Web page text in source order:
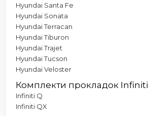
Hyundai Santa Fe
Hyundai Sonata
Hyundai Terracan
Hyundai Tiburon
Hyundai Trajet
Hyundai Tucson
Hyundai Veloster
Комплекти прокладок Infiniti
Infiniti Q
Infiniti QX